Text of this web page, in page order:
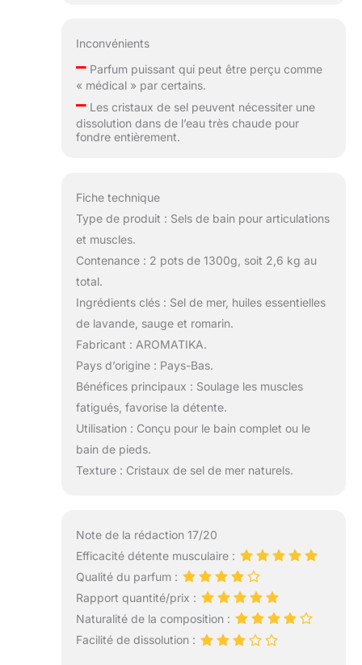
Inconvénients
–Parfum puissant qui peut être perçu comme
« médical » par certains.
–Les cristaux de sel peuvent nécessiter une
dissolution dans de l’eau très chaude pour
fondre entièrement.
Fiche technique
Type de produit : Sels de bain pour articulations
et muscles.
Contenance : 2 pots de 1300g, soit 2,6 kg au
total.
Ingrédients clés : Sel de mer, huiles essentielles
de lavande, sauge et romarin.
Fabricant : AROMATIKA.
Pays d’origine : Pays-Bas.
Bénéfices principaux : Soulage les muscles
fatigués, favorise la détente.
Utilisation : Conçu pour le bain complet ou le
bain de pieds.
Texture : Cristaux de sel de mer naturels.
Note de la rédaction 17/20
Efficacité détente musculaire :
Qualité du parfum :
Rapport quantité/prix :
Naturalité de la composition :
Facilité de dissolution :